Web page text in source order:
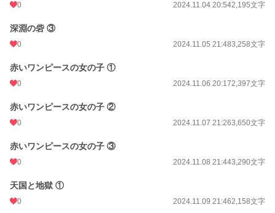
0 2024.11.04 20:542,195文字
深淵の砦 ③
0 2024.11.05 21:483,258文字
赤いワンピースの女の子 ①
0 2024.11.06 20:172,397文字
赤いワンピースの女の子 ②
0 2024.11.07 21:263,650文字
赤いワンピースの女の子 ③
0 2024.11.08 21:443,290文字
天国と地獄 ①
0 2024.11.09 21:462,158文字